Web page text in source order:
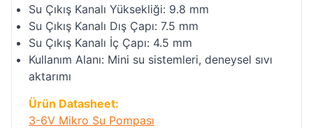
Su Çıkış Kanalı Yüksekliği: 9.8 mm
Su Çıkış Kanalı Dış Çapı: 7.5 mm
Su Çıkış Kanalı İç Çapı: 4.5 mm
Kullanım Alanı: Mini su sistemleri, deneysel sıvı
aktarımı
Ürün Datasheet:
3-6V Mikro Su Pompası